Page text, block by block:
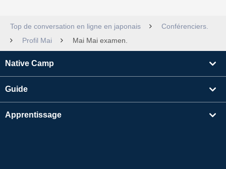
Top de conversation en ligne en japonais
Conférenciers.
Profil Mai
Mai Mai examen.
Native Camp
Guide
Apprentissage